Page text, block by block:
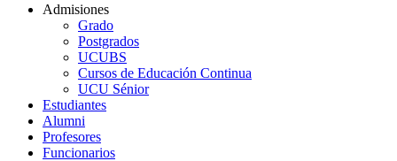
Admisiones
Grado
Postgrados
UCUBS
Cursos de Educación Continua
UCU Sénior
Estudiantes
Alumni
Profesores
Funcionarios